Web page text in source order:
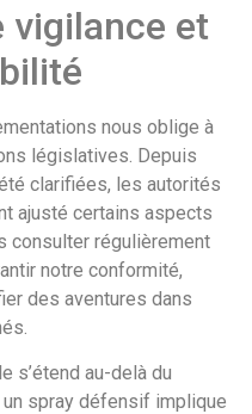
vigilance et
nous oblige à
législatives. Depuis
clarifiées, les autorités
ajusté certains aspects
consulter régulièrement
notre conformité,
des aventures dans
s’étend au-delà du
spray défensif implique